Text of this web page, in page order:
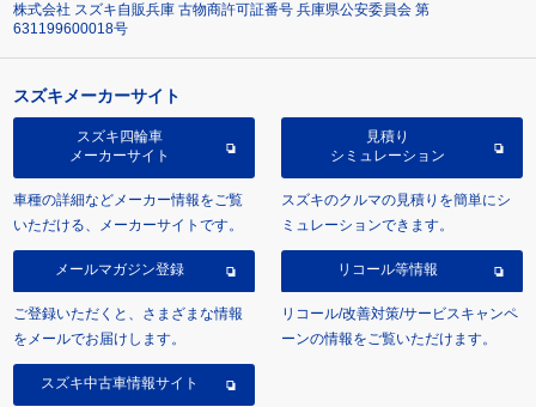
株式会社 スズキ自販兵庫 古物商許可証番号 兵庫県公安委員会 第
631199600018号
スズキメーカーサイト
スズキ四輪車
メーカーサイト
車種の詳細などメーカー情報をご覧
いただける、メーカーサイトです。
見積り
シミュレーション
スズキのクルマの見積りを簡単にシ
ミュレーションできます。
メールマガジン登録
ご登録いただくと、さまざまな情報
をメールでお届けします。
リコール等情報
リコール/改善対策/サービスキャンペ
ーンの情報をご覧いただけます。
スズキ中古車情報サイト